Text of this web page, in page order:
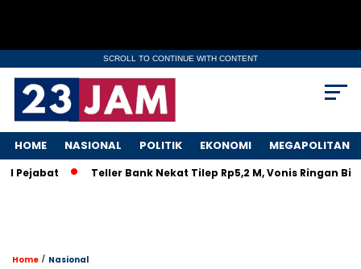
SCROLL TO CONTINUE WITH CONTENT
HOME NASIONAL POLITIK EKONOMI MEGAPOLITAN
Teller Bank Nekat Tilep Rp5,2 M, Vonis Ringan Bikin
Home / Nasional